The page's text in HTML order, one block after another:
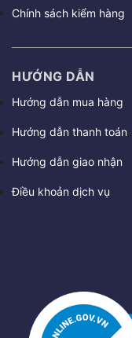
Chính sách kiểm hàng
HƯỚNG DẪN
Hướng dẫn mua hàng
Hướng dẫn thanh toán
Hướng dẫn giao nhận
Điều khoản dịch vụ